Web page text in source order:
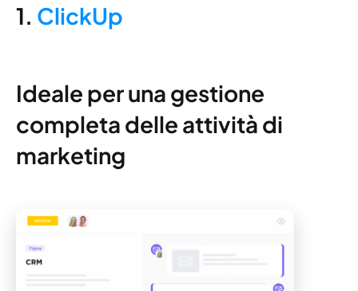
1. ClickUp
Ideale per una gestione
completa delle attività di
marketing